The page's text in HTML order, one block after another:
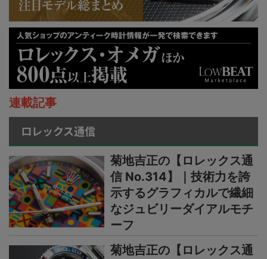
連載記事
ロレックス通信
菊地吉正の【ロレックス通
信 No.314】｜技術力を誇
示するグラフィカルで繊細
なジュビリーダイアルモチ
ーフ
菊地吉正の【ロレックス通